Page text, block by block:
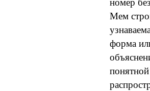
номер
Мем
форма